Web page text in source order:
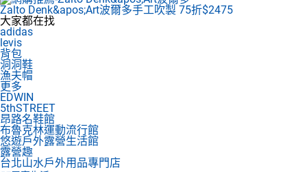
Zalto Denk&apos;Art波爾多手工吹製 75折$2475
大家都在找
adidas
levis
背包
洞洞鞋
漁夫帽
更多
EDWIN
5thSTREET
昂路名鞋館
布魯克林運動流行館
悠遊戶外露營生活館
露營趣
台北山水戶外用品專門店